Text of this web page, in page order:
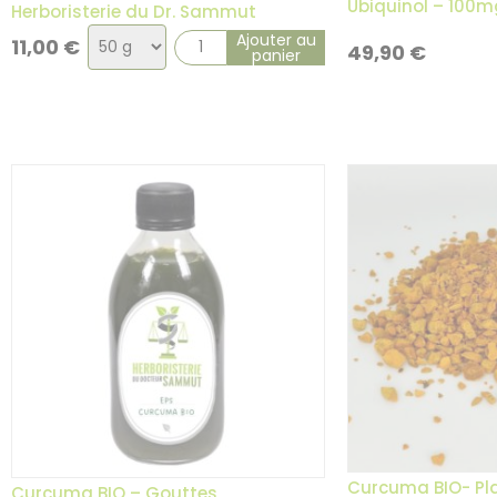
Herboristerie du Dr. Sammut
11,00 €
Choix
de
Ajouter au
panier
Ubiquinol –
49,90 €
Curcuma BIO-